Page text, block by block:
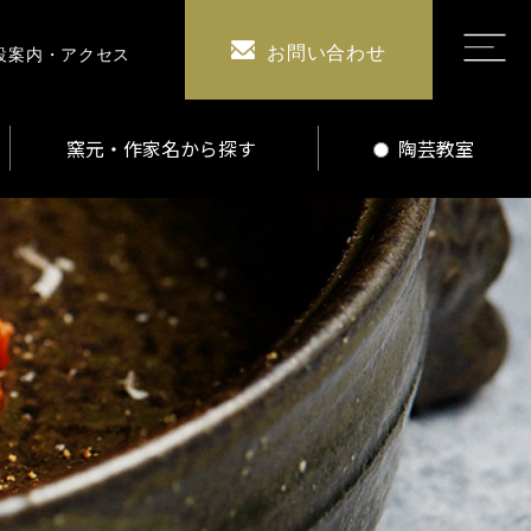
お問い合わせ
案内・アクセス
窯元・作家名から探す 陶芸教室